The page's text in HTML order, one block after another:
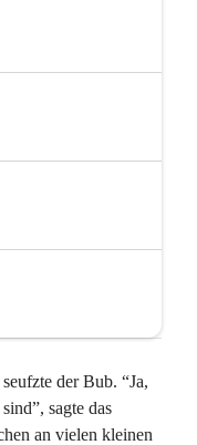
seufzte der Bub. “Ja,
sagte das
an vielen kleinen